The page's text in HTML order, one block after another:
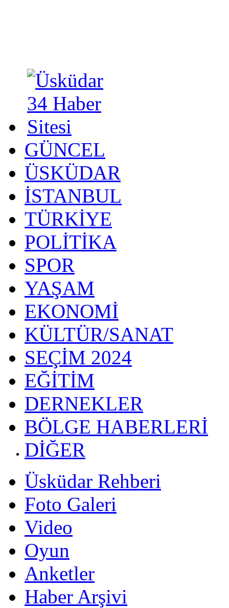
GÜNCEL
ÜSKÜDAR
İSTANBUL
TÜRKİYE
POLİTİKA
SPOR
YAŞAM
EKONOMİ
KÜLTÜR/SANAT
SEÇİM 2024
EĞİTİM
DERNEKLER
BÖLGE HABERLERİ
DİĞER
Üsküdar Rehberi
Foto Galeri
Video
Oyun
Anketler
Haber Arşivi